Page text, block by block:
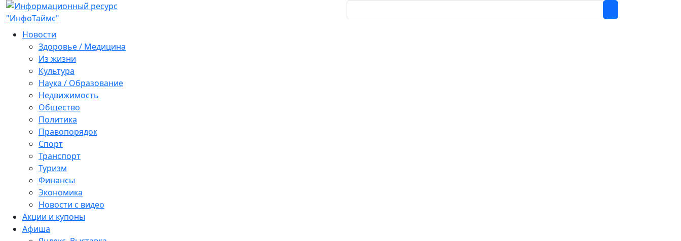
Новости
Здоровье / Медицина
Из жизни
Культура
Наука / Образование
Недвижимость
Общество
Политика
Правопорядок
Спорт
Транспорт
Туризм
Финансы
Экономика
Новости с видео
Акции и купоны
Афиша